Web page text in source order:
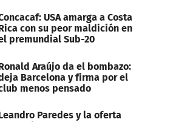
USA amarga a Costa
con su peor maldición en
premundial Sub-20
Araújo da el bombazo:
Barcelona y firma por el
menos pensado
Paredes y la oferta